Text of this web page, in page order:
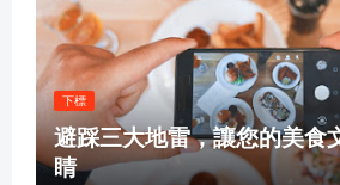
下標
避踩三大地雷，讓您的美食
睛